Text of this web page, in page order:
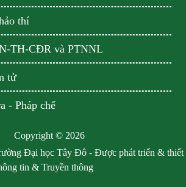
thí
TH-CĐR và PTNNL
tử
- Pháp chế
Copyright © 2026
Đại học Tây Đô - Được phát triển & thiết
tin & Truyền thông